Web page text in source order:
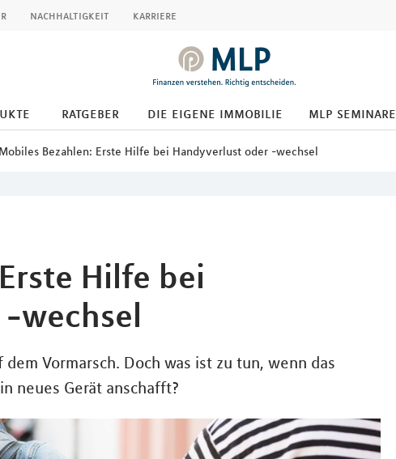
nachhaltigkeit karriere
ratgeber die eigene immobilie mlp seminare
Mobiles Bezahlen: Erste Hilfe bei Handyverlust oder -wechsel
Hilfe bei
wechsel
Vormarsch. Doch was ist zu tun, wenn das
neues Gerät anschafft?